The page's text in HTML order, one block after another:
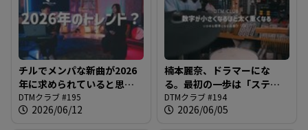
チルでメンパな新曲が2026
年に求められていると思っ
てた時期が私にもありまし
た@DTMクラブ #195
DTMクラブ #195
2026/06/12
楠本麗奈、ドラマーにな
る。最初の一歩は「スティ
ック」から@DTMクラブ
#194
DTMクラブ #194
2026/06/05